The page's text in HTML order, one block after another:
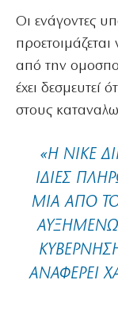
Οι ενάγοντες
προετοιμάζεται
από την
έχει δεσμευτεί
στους
«Η NIKE
ΊΔΙΕΣ
ΜΊΑ ΑΠΌ
ΑΝΑΦΈΡΕΙ